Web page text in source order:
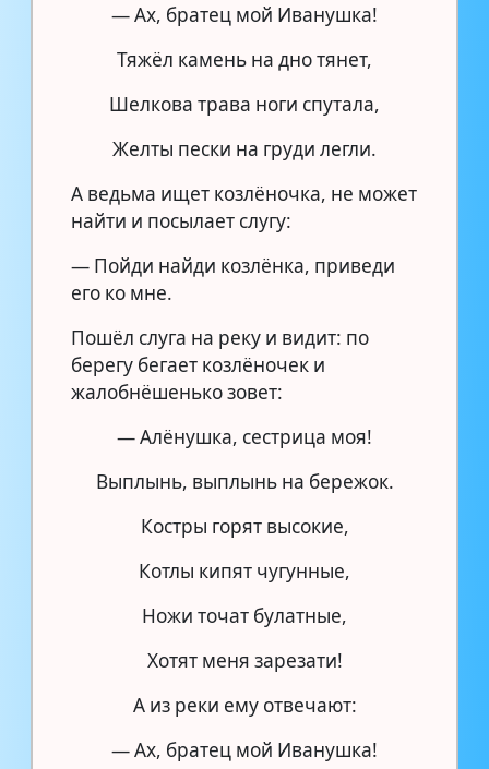
— Ах, братец мой Иванушка!
Тяжёл камень на дно тянет,
Шелкова трава ноги спутала,
Желты пески на груди легли.
А ведьма ищет козлёночка, не может
найти и посылает слугу:
— Пойди найди козлёнка, приведи
его ко мне.
Пошёл слуга на реку и видит: по
берегу бегает козлёночек и
жалобнёшенько зовет:
— Алёнушка, сестрица моя!
Выплынь, выплынь на бережок.
Костры горят высокие,
Котлы кипят чугунные,
Ножи точат булатные,
Хотят меня зарезати!
А из реки ему отвечают:
— Ах, братец мой Иванушка!